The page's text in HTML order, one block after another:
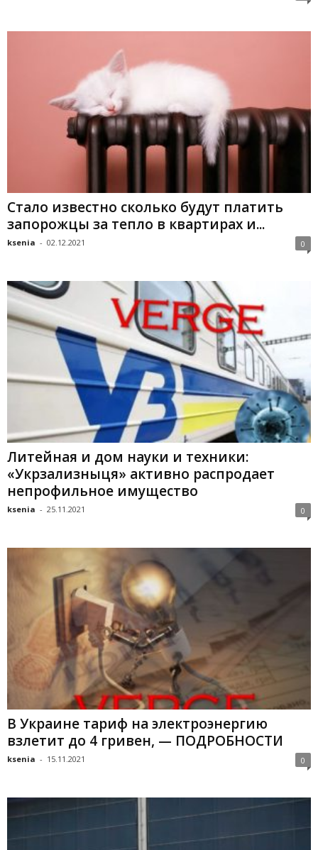
Стало известно сколько будут платить
запорожцы за тепло в квартирах и...
ksenia - 02.12.2021 0
Литейная и дом науки и техники:
«Укрзализныця» активно распродает
непрофильное имущество
ksenia - 25.11.2021 0
В Украине тариф на электроэнергию
взлетит до 4 гривен, — ПОДРОБНОСТИ
ksenia - 15.11.2021 0